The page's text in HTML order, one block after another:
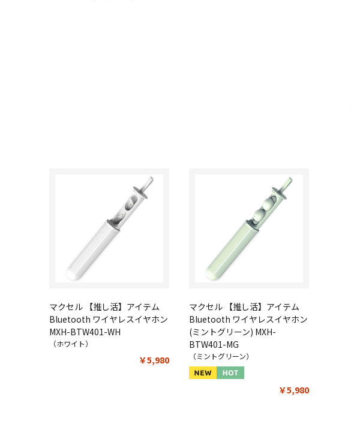
マクセル 【推し活】アイテム
Bluetooth ワイヤレスイヤホン
MXH-BTW401-WH
（ホワイト）
￥5,980
マクセル 【推し活】アイテム
Bluetooth ワイヤレスイヤホン
(ミントグリーン) MXH-
BTW401-MG
（ミントグリーン）
￥5,980